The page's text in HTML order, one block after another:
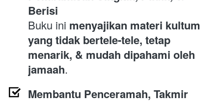
Berisi
Buku ini menyajikan materi kultum
yang tidak bertele-tele, tetap
menarik, & mudah dipahami oleh
jamaah.
Membantu Penceramah, Takmir